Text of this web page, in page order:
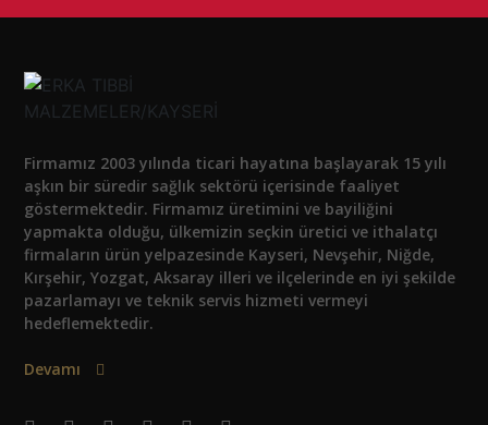
Firmamız 2003 yılında ticari hayatına başlayarak 15 yılı
aşkın bir süredir sağlık sektörü içerisinde faaliyet
göstermektedir. Firmamız üretimini ve bayiliğini
yapmakta olduğu, ülkemizin seçkin üretici ve ithalatçı
firmaların ürün yelpazesinde Kayseri, Nevşehir, Niğde,
Kırşehir, Yozgat, Aksaray illeri ve ilçelerinde en iyi şekilde
pazarlamayı ve teknik servis hizmeti vermeyi
hedeflemektedir.
Devamı